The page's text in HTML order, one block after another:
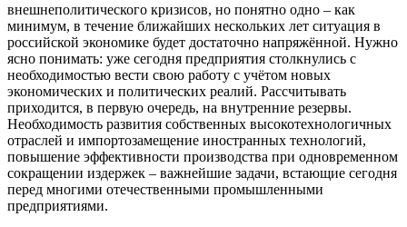
внешнеполитического кризисов, но понятно одно – как
минимум, в течение ближайших нескольких лет ситуация в
российской экономике будет достаточно напряжённой. Нужно
ясно понимать: уже сегодня предприятия столкнулись с
необходимостью вести свою работу с учётом новых
экономических и политических реалий. Рассчитывать
приходится, в первую очередь, на внутренние резервы.
Необходимость развития собственных высокотехнологичных
отраслей и импортозамещение иностранных технологий,
повышение эффективности производства при одновременном
сокращении издержек – важнейшие задачи, встающие сегодня
перед многими отечественными промышленными
предприятиями.